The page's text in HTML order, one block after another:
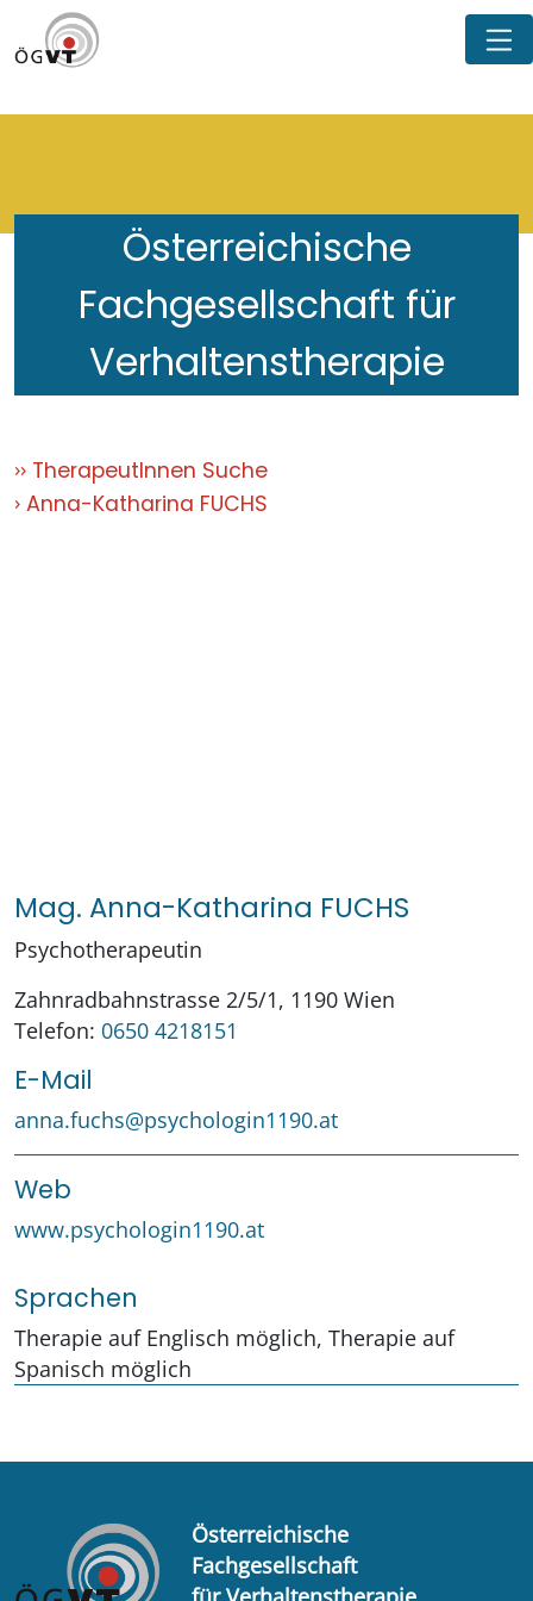
Österreichische
Fachgesellschaft für
Verhaltenstherapie
TherapeutInnen Suche
Anna-Katharina FUCHS
Mag. Anna-Katharina FUCHS
Psychotherapeutin
Zahnradbahnstrasse 2/5/1, 1190 Wien
Telefon: 0650 4218151
E-Mail
anna.fuchs@psychologin1190.at
Web
www.psychologin1190.at
Sprachen
Therapie auf Englisch möglich, Therapie auf
Spanisch möglich
Österreichische
Fachgesellschaft